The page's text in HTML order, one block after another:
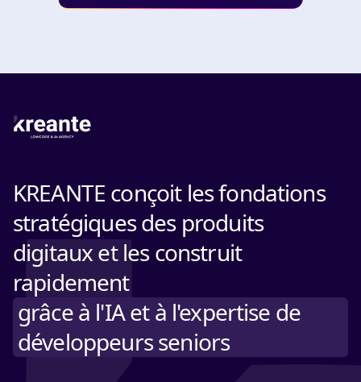
KREANTE conçoit les fondations
stratégiques des produits
digitaux et les construit
rapidement
grâce à l'IA et à l'expertise de
développeurs seniors